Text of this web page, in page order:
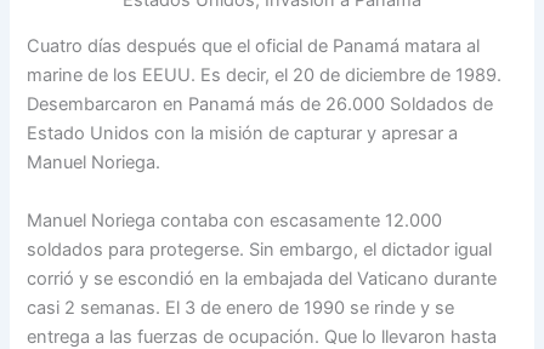
Cuatro días después que el oficial de Panamá matara al
marine de los EEUU. Es decir, el 20 de diciembre de 1989.
Desembarcaron en Panamá más de 26.000 Soldados de
Estado Unidos con la misión de capturar y apresar a
Manuel Noriega.
Manuel Noriega contaba con escasamente 12.000
soldados para protegerse. Sin embargo, el dictador igual
corrió y se escondió en la embajada del Vaticano durante
casi 2 semanas. El 3 de enero de 1990 se rinde y se
entrega a las fuerzas de ocupación. Que lo llevaron hasta